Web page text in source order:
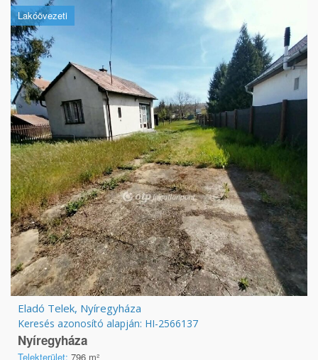
Lakóövezeti
Eladó Telek, Nyíregyháza
Keresés azonosító alapján: HI-2566137
Nyíregyháza
Telekterület: 796 m²